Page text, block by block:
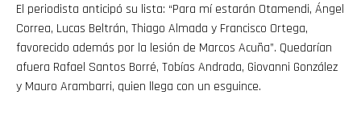
El periodista anticipó su lista: “Para mí estarán Otamendi, Ángel
Correa, Lucas Beltrán, Thiago Almada y Francisco Ortega,
favorecido además por la lesión de Marcos Acuña”. Quedarían
afuera Rafael Santos Borré, Tobías Andrada, Giovanni González
y Mauro Arambarri, quien llega con un esguince.